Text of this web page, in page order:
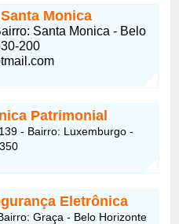
Monica
Santa Monica - Belo
200
Patrimonial
- Bairro: Luxemburgo -
Eletrônica
Graça - Belo Horizonte